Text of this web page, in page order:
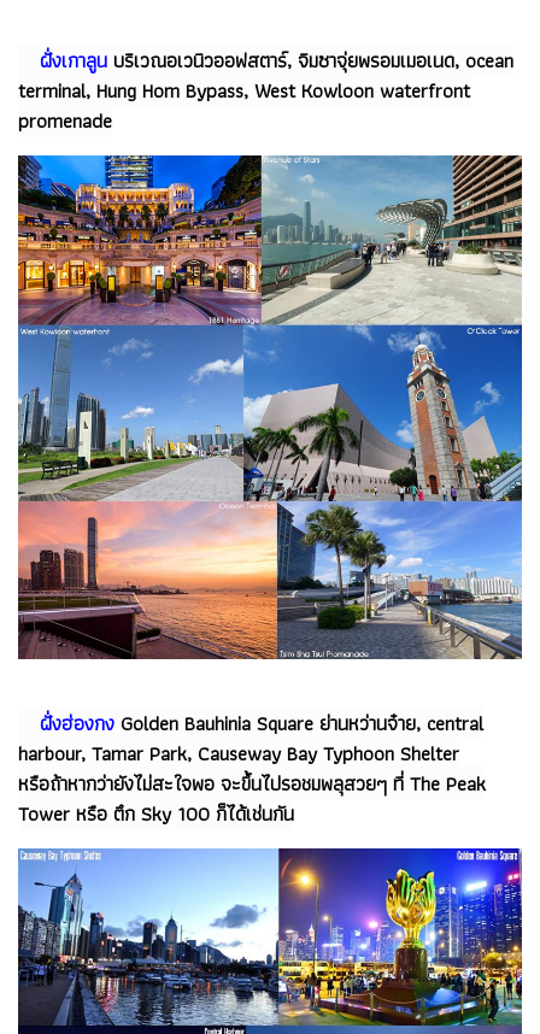
ฝั่งเกาลูนบริเวณอเวนิวออฟสตาร์, จิมซาจุ่ยพรอมเมอเนด, ocean
terminal, Hung Hom Bypass, West Kowloon waterfront
promenade
ฝั่งฮ่องกง Golden Bauhinia Square ย่านหว่านจ๋าย, central
harbour, Tamar Park, Causeway Bay Typhoon Shelter
หรือถ้าหากว่ายังไม่สะใจพอ จะขึ้นไปรอชมพลุสวยๆ ที่ The Peak
Tower หรือ ตึก Sky 100 ก็ได้เช่นกัน